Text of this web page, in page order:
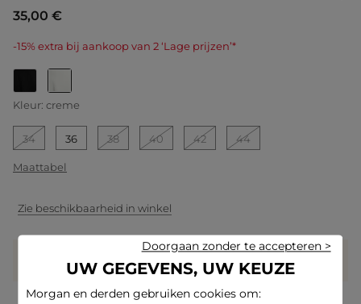
35,00 €
-15% extra bij aankoop van 2 ‘Lage prijzen’*
geselecteerd
Kleur: creme
34 36 38 40 42 44
Maattabel
Zie beschikbaarheid in winkel
35 hartjes met dit product
Log in of registreer
UW GEGEVENS, UW KEUZE
Morgan en derden gebruiken cookies om:
Doorgaan zonder te accepteren >